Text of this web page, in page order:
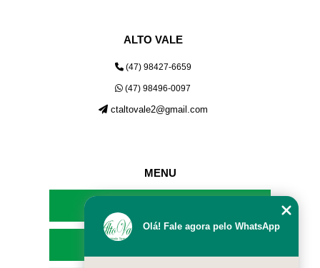
ALTO VALE
(47) 98427-6659
(47) 98496-0097
ctaltovale2@gmail.com
MENU
Olá! Fale agora pelo WhatsApp